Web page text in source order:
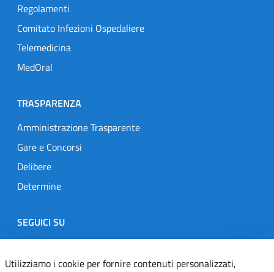
Regolamenti
Comitato Infezioni Ospedaliere
Telemedicina
MedOral
TRASPARENZA
Amministrazione Trasparente
Gare e Concorsi
Delibere
Determine
SEGUICI SU
Designers Italia
TwitterInstagramYoutubeLinkedin
Utilizziamo i cookie per fornire contenuti personalizzati,